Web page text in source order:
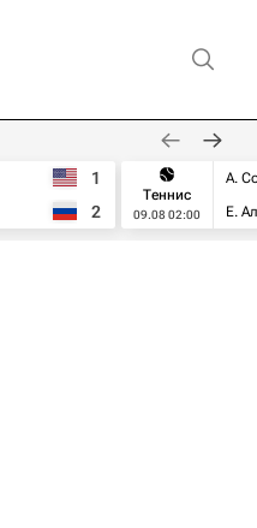
1
2
Теннис
09.08 02:00
А.
Е.